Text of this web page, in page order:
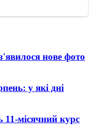
нове фото
у які дні
11-місячний курс